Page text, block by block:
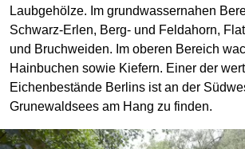
Laubgehölze. Im grundwassernahen
Schwarz-Erlen, Berg- und Feldahorn,
und Bruchweiden. Im oberen Bereich
Hainbuchen sowie Kiefern. Einer der
Eichenbestände Berlins ist an der
Grunewaldsees am Hang zu finden.